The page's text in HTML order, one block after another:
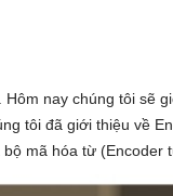
nay chúng tôi sẽ
tôi đã giới thiệu về
mã hóa từ (Encoder